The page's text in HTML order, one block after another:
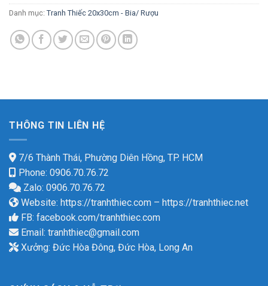
Danh mục: Tranh Thiếc 20x30cm - Bia/ Rượu
THÔNG TIN LIÊN HỆ
7/6 Thành Thái, Phường Diên Hồng, TP. HCM
Phone: 0906.70.76.72
Zalo: 0906.70.76.72
Website: https://tranhthiec.com – https://tranhthiec.net
FB: facebook.com/tranhthiec.com
Email: tranhthiec@gmail.com
Xưởng: Đức Hòa Đông, Đức Hòa, Long An